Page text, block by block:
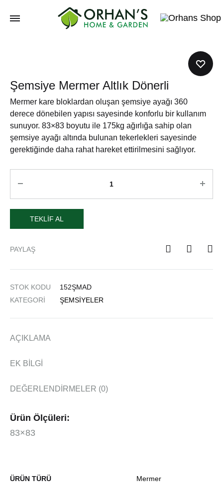
Şemsiye Mermer Altlık Dönerli
Mermer kare bloklardan oluşan şemsiye ayağı 360
derece dönebilen yapısı sayesinde konforlu bir kullanım
sunuyor. 83×83 boyutu ile 175kg ağırlığa sahip olan
şemsiye ayağı altında bulunan tekerlekleri sayesinde
gerektiğinde daha rahat hareket ettirilmesini sağlıyor.
TEKLIF AL
PAYLAŞ
STOK KODU
152ŞMAD
KATEGORI
ŞEMSIYELER
AÇIKLAMA
EK BILGI
DEĞERLENDIRMELER (0)
Ürün Ölçüleri:
83×83
ÜRÜN TÜRÜ Mermer